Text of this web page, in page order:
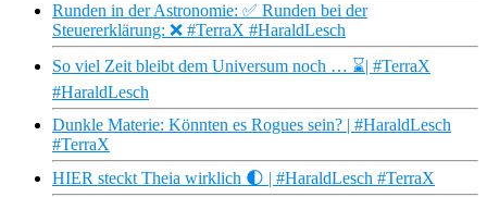
Runden in der Astronomie: ✅ Runden bei der
Steuererklärung: ❌ #TerraX #HaraldLesch
So viel Zeit bleibt dem Universum noch … ⌛️| #TerraX
#HaraldLesch
Dunkle Materie: Könnten es Rogues sein? | #HaraldLesch
#TerraX
HIER steckt Theia wirklich 🌓 | #HaraldLesch #TerraX